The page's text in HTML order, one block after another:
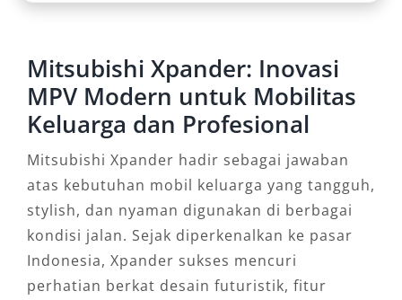
Mitsubishi Xpander: Inovasi
MPV Modern untuk Mobilitas
Keluarga dan Profesional
Mitsubishi Xpander hadir sebagai jawaban
atas kebutuhan mobil keluarga yang tangguh,
stylish, dan nyaman digunakan di berbagai
kondisi jalan. Sejak diperkenalkan ke pasar
Indonesia, Xpander sukses mencuri
perhatian berkat desain futuristik, fitur